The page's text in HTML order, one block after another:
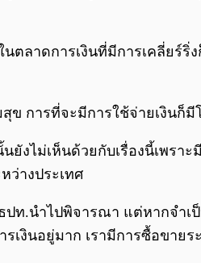
ตลาดการเงินที่มีการเคลี่ย
การที่จะมีการใช้จ่ายเงินก็มี
งไม่เห็นด้วยกับเรื่องนี้เพร
ว่างประเทศ
ท.นำไปพิจารณา แต่หากจำเ
เงินอยู่มาก เรามีการซื้อขาย